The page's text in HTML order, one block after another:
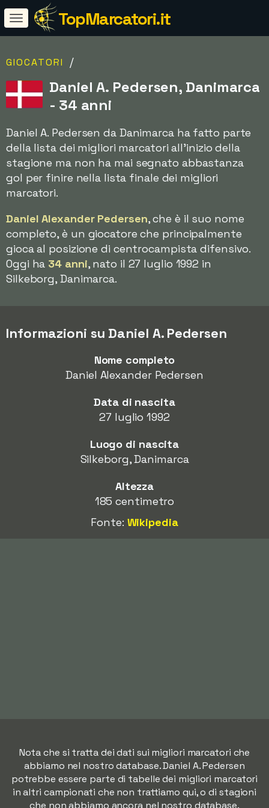
TopMarcatori.it
GIOCATORI /
Daniel A. Pedersen, Danimarca
- 34 anni
Daniel A. Pedersen da Danimarca ha fatto parte
della lista dei migliori marcatori all'inizio della
stagione ma non ha mai segnato abbastanza
gol per finire nella lista finale dei migliori
marcatori.
Daniel Alexander Pedersen, che è il suo nome
completo, è un giocatore che principalmente
gioca al posizione di centrocampista difensivo.
Oggi ha 34 anni, nato il 27 luglio 1992 in
Silkeborg, Danimarca.
Informazioni su Daniel A. Pedersen
Nome completo
Daniel Alexander Pedersen
Data di nascita
27 luglio 1992
Luogo di nascita
Silkeborg, Danimarca
Altezza
185 centimetro
Fonte: Wikipedia
Nota che si tratta dei dati sui migliori marcatori che
abbiamo nel nostro database. Daniel A. Pedersen
potrebbe essere parte di tabelle dei migliori marcatori
in altri campionati che non trattiamo qui, o di stagioni
che non abbiamo ancora nel nostro database.